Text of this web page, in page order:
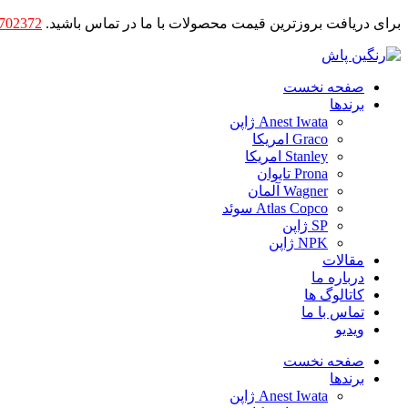
برای دریافت بروزترین قیمت محصولات با ما در تماس باشید.
صفحه نخست
برندها
Anest Iwata ژاپن
Graco امریکا
Stanley امریکا
Prona تایوان
Wagner آلمان
Atlas Copco سوئد
SP ژاپن
NPK ژاپن
مقالات
درباره ما
کاتالوگ ها
تماس با ما
ویدیو
صفحه نخست
برندها
Anest Iwata ژاپن